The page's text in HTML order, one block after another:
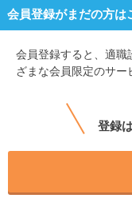
会員登録がまだの方は
会員登録すると、 適職
ざまな会員限定のサー
登録